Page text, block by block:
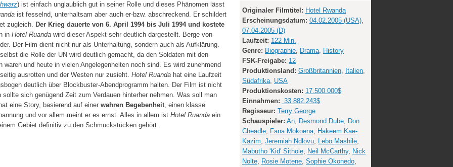
) ist einfach unglaublich gut in seiner Rolle und dieses Phänomen lässt
ist fesselnd, unterhaltsam aber auch er-bzw. abschreckend. Er schildert
zugleich. Der Krieg dauerte von 6. April 1994 bis Juli 1994 und kostete
in Hotel Ruanda wird dieser Aspekt sehr deutlich dargestellt. Berge von
Der Film dient nicht nur als Unterhaltung, sondern auch als Aufklärung.
die Rolle der UN wird deutlich gemacht, da den Soldaten mit den
waren und heute in vielen Angelegenheiten noch sind. Es wird zunehmend
ausrotten und der Westen nur zusieht. Hotel Ruanda hat eine Laufzeit
deutlich über Blockbuster-Abendprogramm halten. Der Film ist nicht
sich genügend Zeit zum Verdauen hinterher nehmen. Was soll man
eine Story, basierend auf einer wahren Begebenheit, einen klasse
und vor allem meint er es ernst. Alles in allem ist Hotel Ruanda ein
Gebiet definitiv zu den Schmuckstücken gehört.
Originaler Filmtitel: Hotel Rwanda
Erscheinungsdatum: 04.02.2005 (USA),
07.04.2005 (D)
Laufzeit: 122 Min.
Genre: Biographie, Drama, History
FSK-Freigabe: 12
Produktionsland: Großbritannien, Italien,
Südafrika, USA
Produktionskosten: 17.500.000$
Einnahmen: 33.882.243$
Regisseur: Terry George
Schauspieler: An, Desmond Dube, Don
Cheadle, Fana Mokoena, Hakeem Kae-
Kazim, Jeremiah Ndlovu, Lebo Mashile,
Mabutho 'Kid' Sithole, Neil McCarthy, Nick
Nolte, Rosie Motene, Sophie Okonedo,